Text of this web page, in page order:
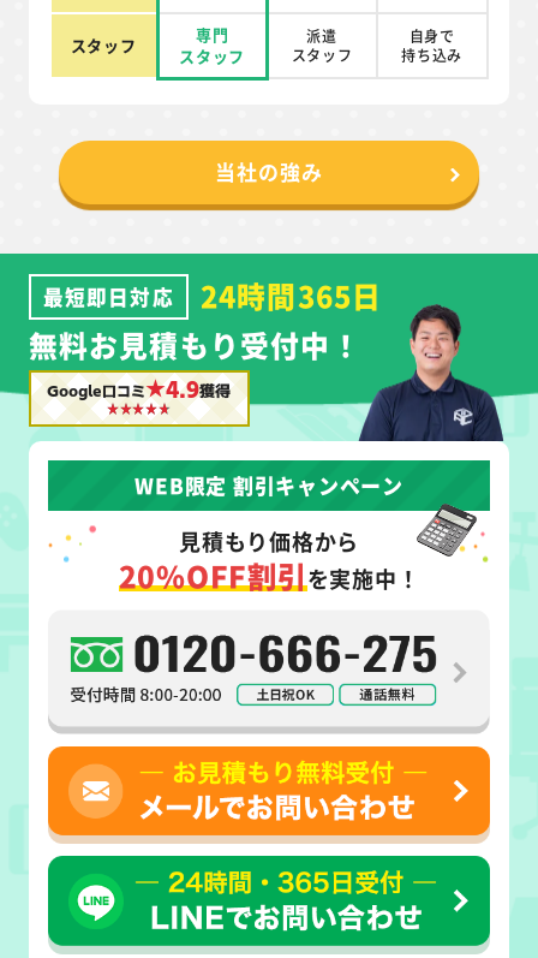
スタッフ
専門
スタッフ
派遣
スタッフ
自身で
持ち込み
当社の強み
最短即日対応
24時間365日
無料お見積もり受付中！
Google口コミ★4.9獲得
WEB限定 割引キャンペーン
見積もり価格から
20%OFF割引を実施中！